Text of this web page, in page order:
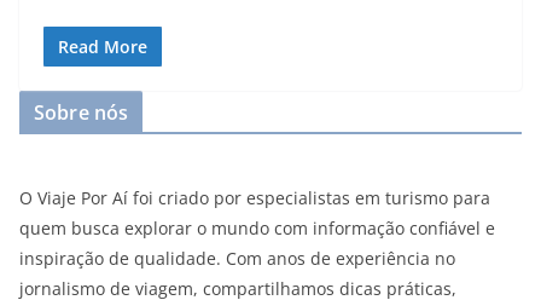
Read More
Sobre nós
O Viaje Por Aí foi criado por especialistas em turismo para
quem busca explorar o mundo com informação confiável e
inspiração de qualidade. Com anos de experiência no
jornalismo de viagem, compartilhamos dicas práticas,